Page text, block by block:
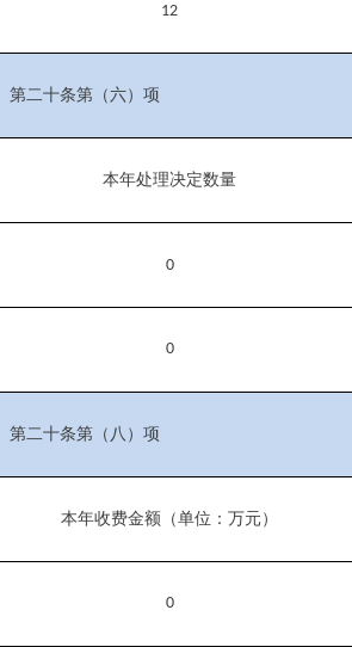
12
第二十条第（六）项
本年处理决定数量
0
0
第二十条第（八）项
本年收费金额（单位：万元）
0